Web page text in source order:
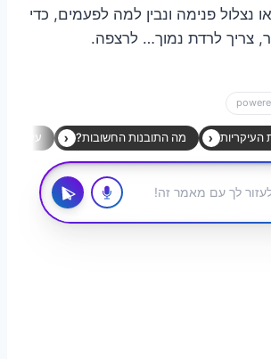
נצלול פנימה ונבין למה לפעמים, כדי
צריך לרדת נמוך… לרצפה.